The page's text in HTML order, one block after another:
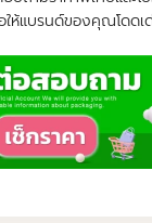
ห้แบรนด์ของคุณโดดเด่